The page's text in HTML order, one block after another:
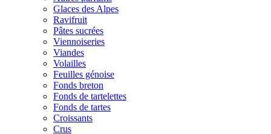
Glaces des Alpes
Ravifruit
Pâtes sucrées
Viennoiseries
Viandes
Volailles
Feuilles génoise
Fonds breton
Fonds de tartelettes
Fonds de tartes
Croissants
Crus